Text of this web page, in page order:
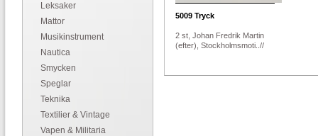
Leksaker
Mattor
Musikinstrument
Nautica
Smycken
Speglar
Teknika
Textilier & Vintage
Vapen & Militaria
5009 Tryck
2 st, Johan Fredrik Martin
(efter), Stockholmsmoti..//